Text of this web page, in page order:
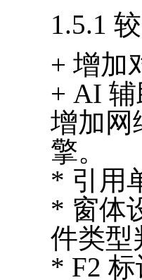
1.5.1
+ 增加
+ AI
增加网
擎。
* 引用
* 窗体
件类型
* F2 标